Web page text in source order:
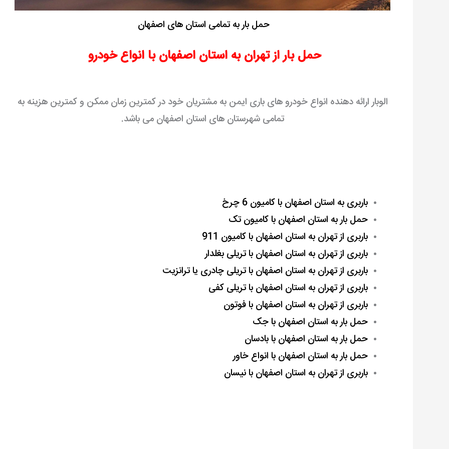
حمل بار به تمامی استان های اصفهان
حمل بار از تهران به استان اصفهان با انواع خودرو
الوبار ارائه دهنده انواع خودرو های باری ایمن به مشتریان خود در کمترین زمان ممکن و کمترین هزینه به
تمامی شهرستان های استان اصفهان می باشد.
باربری به استان اصفهان با کامیون 6 چرخ
حمل بار به استان اصفهان با کامیون تک
باربری از تهران به استان اصفهان با کامیون 911
باربری از تهران به استان اصفهان با تریلی بغلدار
باربری از تهران به استان اصفهان با تریلی چادری یا ترانزیت
باربری از تهران به استان اصفهان با تریلی کفی
باربری از تهران به استان اصفهان با فوتون
حمل بار به استان اصفهان با جک
حمل بار به استان اصفهان با بادسان
حمل بار به استان اصفهان با انواع خاور
باربری از تهران به استان اصفهان با نیسان